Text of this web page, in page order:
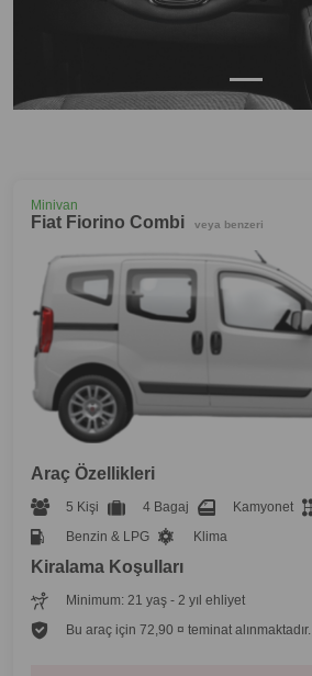
Minivan
Fiat Fiorino Combi veya benzeri
Araç Özellikleri
5 Kişi 4 Bagaj Kamyonet
Benzin & LPG
Klima
Kiralama Koşulları
Minimum: 21 yaş - 2 yıl ehliyet
Bu araç için 72,90 ¤ teminat alınmaktadır.